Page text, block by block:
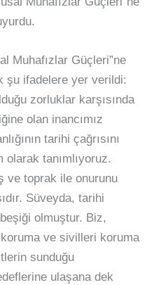
Muhafızlar Güçleri”ne
şu ifadelere yer verildi:
zorluklar karşısında
olan inancımız
tarihi çağrısını
olarak tanımlıyoruz.
ve toprak ile onurunu
Süveyda, tarihi
olmuştur. Biz,
ve sivilleri koruma
sunduğu
ulaşana dek